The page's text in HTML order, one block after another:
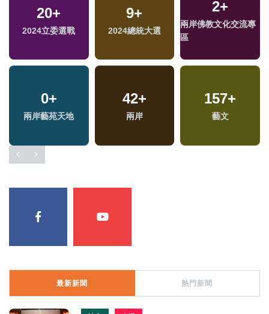
20+
2024立委選戰
9+
2024總統大選
2+
兩岸佛教文化交流專
區
0+
兩岸藝苑天地
42+
兩岸
157+
藝文
417+
文教
426
綜合
8+
海峽論壇專區
680+
政治
850+
社會
6+
綜藝
最新新聞 熱門新聞